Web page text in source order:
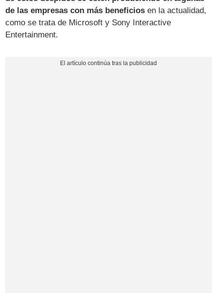
de las empresas con más beneficios en la actualidad,
como se trata de Microsoft y Sony Interactive
Entertainment.